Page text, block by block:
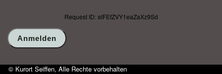
Request ID: atFEfZVY1eaZaXz9Sd
© Kurort Seiffen, Alle Rechte vorbehalten